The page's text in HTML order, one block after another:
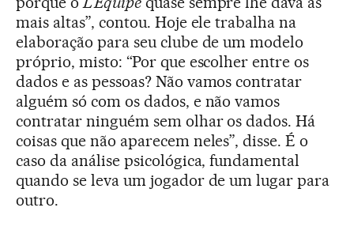
mais altas”, contou. Hoje ele trabalha na
elaboração para seu clube de um modelo
próprio, misto: “Por que escolher entre os
dados e as pessoas? Não vamos contratar
alguém só com os dados, e não vamos
contratar ninguém sem olhar os dados. Há
coisas que não aparecem neles”, disse. É o
caso da análise psicológica, fundamental
quando se leva um jogador de um lugar para
outro.